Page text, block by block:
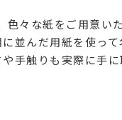
々な紙をご用意い
並んだ用紙を使っ
手触りも実際に手